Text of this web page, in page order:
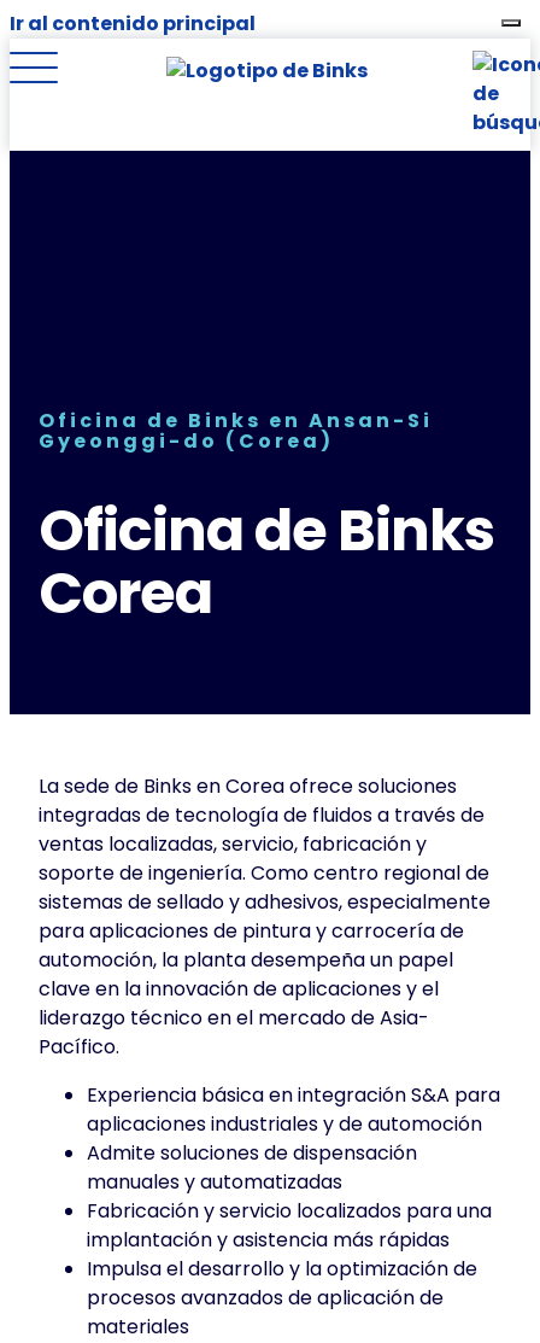
Ir al contenido principal
Oficina de Binks en Ansan-Si
Gyeonggi-do (Corea)
Oficina de Binks
Corea
La sede de Binks en Corea ofrece soluciones
integradas de tecnología de fluidos a través de
ventas localizadas, servicio, fabricación y
soporte de ingeniería. Como centro regional de
sistemas de sellado y adhesivos, especialmente
para aplicaciones de pintura y carrocería de
automoción, la planta desempeña un papel
clave en la innovación de aplicaciones y el
liderazgo técnico en el mercado de Asia-
Pacífico.
Experiencia básica en integración S&A para
aplicaciones industriales y de automoción
Admite soluciones de dispensación
manuales y automatizadas
Fabricación y servicio localizados para una
implantación y asistencia más rápidas
Impulsa el desarrollo y la optimización de
procesos avanzados de aplicación de
materiales